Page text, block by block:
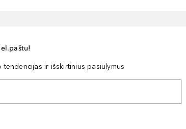
el.paštu!
ir išskirtinius pasiūlymus